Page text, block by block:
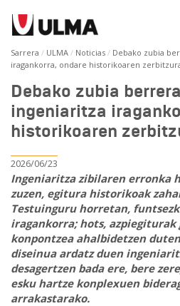
Sarrera ULMA Noticias
Debako zubia
iragankorra, ondare historikoaren
Debako zubia
ingeniaritza
historikoaren
2026/06/23
Ingeniaritza zibilaren erronka
zuzen, egitura historikoak
Testuinguru horretan,
iragankorra; hots, azpiegiturak
konpontzea ahalbidetzen
diseinua ardatz duen
desagertzen bada ere, bere
esku hartze konplexuen
arrakastarako.